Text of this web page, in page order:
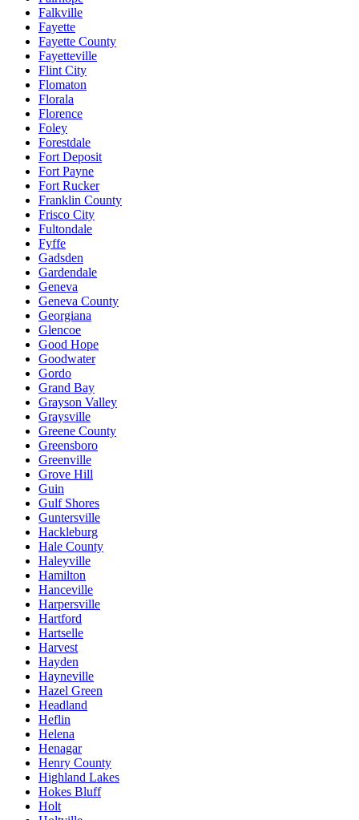
Falkville
Fayette
Fayette County
Fayetteville
Flint City
Flomaton
Florala
Florence
Foley
Forestdale
Fort Deposit
Fort Payne
Fort Rucker
Franklin County
Frisco City
Fultondale
Fyffe
Gadsden
Gardendale
Geneva
Geneva County
Georgiana
Glencoe
Good Hope
Goodwater
Gordo
Grand Bay
Grayson Valley
Graysville
Greene County
Greensboro
Greenville
Grove Hill
Guin
Gulf Shores
Guntersville
Hackleburg
Hale County
Haleyville
Hamilton
Hanceville
Harpersville
Hartford
Hartselle
Harvest
Hayden
Hayneville
Hazel Green
Headland
Heflin
Helena
Henagar
Henry County
Highland Lakes
Hokes Bluff
Holt